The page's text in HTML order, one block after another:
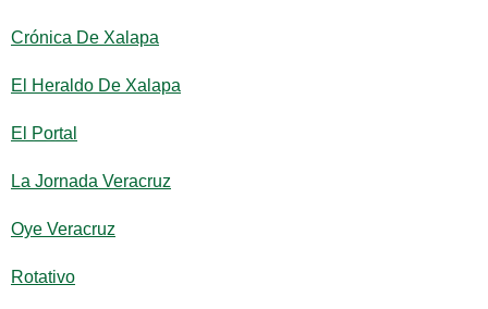
Crónica De Xalapa
El Heraldo De Xalapa
El Portal
La Jornada Veracruz
Oye Veracruz
Rotativo